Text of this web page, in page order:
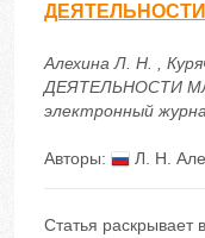
Алехина Л. Н. ,
ДЕЯТЕЛЬНОСТИ
электронный
Авторы: Л. Н.
Статья раскрывает